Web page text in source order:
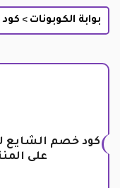
بوابة الكوبونات >
كود خصم الشايع
على